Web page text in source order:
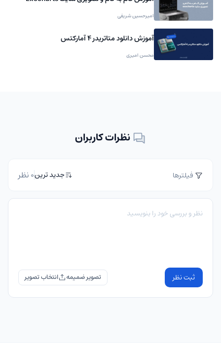
امیرحسین شریفی
آموزش دانلود متاتریدر 4 آمارکتس
محسن امیری
نظرات کاربران
فیلترها جدید ترین0 نظر
ثبت نظر تصویر ضمیمه